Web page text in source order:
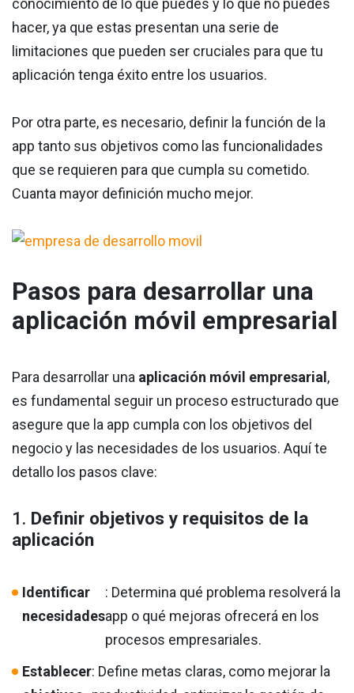
conocimiento de lo que puedes y lo que no puedes
hacer, ya que estas presentan una serie de
limitaciones que pueden ser cruciales para que tu
aplicación tenga éxito entre los usuarios.
Por otra parte, es necesario, definir la función de la
app tanto sus objetivos como las funcionalidades
que se requieren para que cumpla su cometido.
Cuanta mayor definición mucho mejor.
Pasos para desarrollar una
aplicación móvil empresarial
Para desarrollar una aplicación móvil empresarial ,
es fundamental seguir un proceso estructurado que
asegure que la app cumpla con los objetivos del
negocio y las necesidades de los usuarios. Aquí te
detallo los pasos clave:
1. Definir objetivos y requisitos de la
aplicación
Identificar
necesidades
: Determina qué problema resolverá la
app o qué mejoras ofrecerá en los
procesos empresariales.
Establecer: Define metas claras, como mejorar la